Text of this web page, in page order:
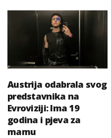
Austrija odabrala svog
predstavnika na
Evroviziji: Ima 19
godina i pjeva za
mamu